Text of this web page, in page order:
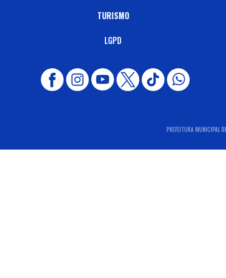
TURISMO
LGPD
PREFEITURA MUNICIPAL